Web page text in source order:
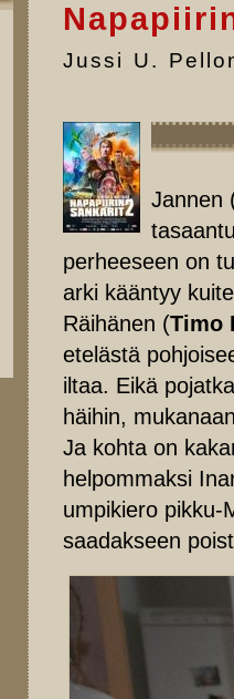
Jussi U.
Jannen
perheeseen on
arki kääntyy
Räihänen (Timo
etelästä
iltaa. Eikä
häihin,
Ja kohta on
helpommaksi
umpikiero pikku-
saadakseen